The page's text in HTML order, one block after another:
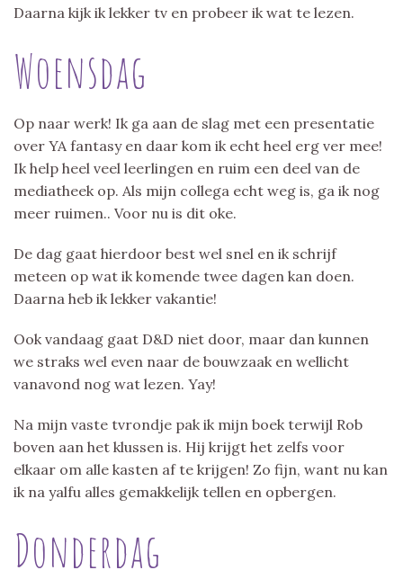
Daarna kijk ik lekker tv en probeer ik wat te lezen.
Woensdag
Op naar werk! Ik ga aan de slag met een presentatie
over YA fantasy en daar kom ik echt heel erg ver mee!
Ik help heel veel leerlingen en ruim een deel van de
mediatheek op. Als mijn collega echt weg is, ga ik nog
meer ruimen.. Voor nu is dit oke.
De dag gaat hierdoor best wel snel en ik schrijf
meteen op wat ik komende twee dagen kan doen.
Daarna heb ik lekker vakantie!
Ook vandaag gaat D&D niet door, maar dan kunnen
we straks wel even naar de bouwzaak en wellicht
vanavond nog wat lezen. Yay!
Na mijn vaste tvrondje pak ik mijn boek terwijl Rob
boven aan het klussen is. Hij krijgt het zelfs voor
elkaar om alle kasten af te krijgen! Zo fijn, want nu kan
ik na yalfu alles gemakkelijk tellen en opbergen.
Donderdag